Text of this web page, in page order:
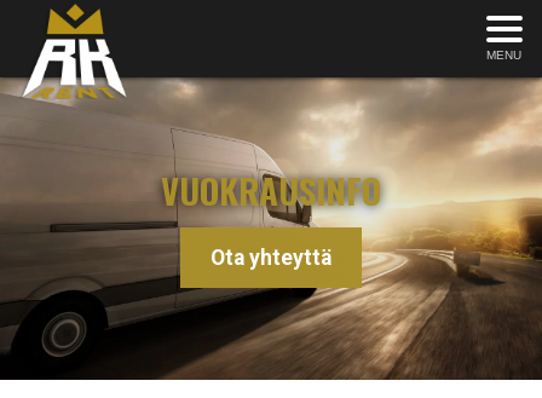
MENU
VUOKRAUSINFO
Ota yhteyttä